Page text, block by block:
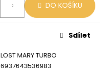
DO KOŠÍKU
LOST MARY TURBO
6937643536983
Sdílet